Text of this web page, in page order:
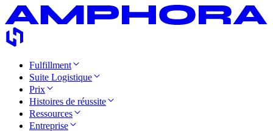
Fulfillment
Suite Logistique
Prix
Histoires de réussite
Ressources
Entreprise